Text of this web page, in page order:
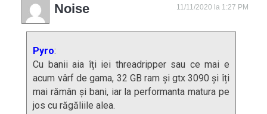
Noise 11/11/2020 la 1:27 PM
Pyro:
Cu banii aia îți iei threadripper sau ce mai e
acum vârf de gama, 32 GB ram și gtx 3090 și îți
mai rămân și bani, iar la performanta matura pe
jos cu răgăliile alea.